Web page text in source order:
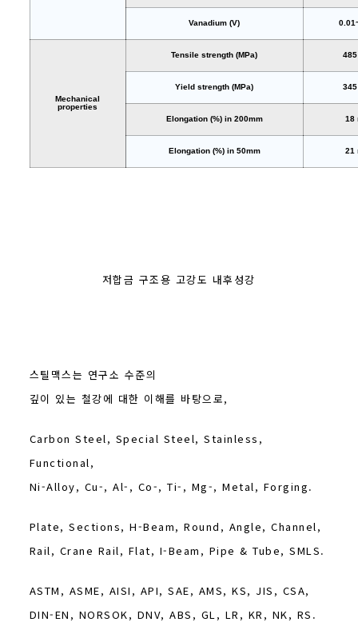
Vanadium (V)
Mechanical
properties
Tensile strength (MPa)
Yield strength (MPa)
Elongation (%) in 200mm 18
Elongation (%) in 50mm 21
저합금 구조용 고강도 내후성강
스틸맥스는 연구소 수준의
깊이 있는 철강에 대한 이해를 바탕으로,
Carbon Steel, Special Steel, Stainless,
Functional,
Ni-Alloy, Cu-, Al-, Co-, Ti-, Mg-, Metal, Forging.
Plate, Sections, H-Beam, Round, Angle, Channel,
Rail, Crane Rail, Flat, I-Beam, Pipe & Tube, SMLS.
ASTM, ASME, AISI, API, SAE, AMS, KS, JIS, CSA,
DIN-EN, NORSOK, DNV, ABS, GL, LR, KR, NK, RS.